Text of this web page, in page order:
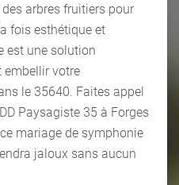
arbres fruitiers pour
fois esthétique et
est une solution
embellir votre
le 35640. Faites appel
Paysagiste 35 à Forges
mariage de symphonie
jaloux sans aucun